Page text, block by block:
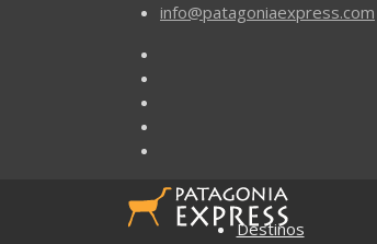
info@patagoniaexpress.com
Destinos